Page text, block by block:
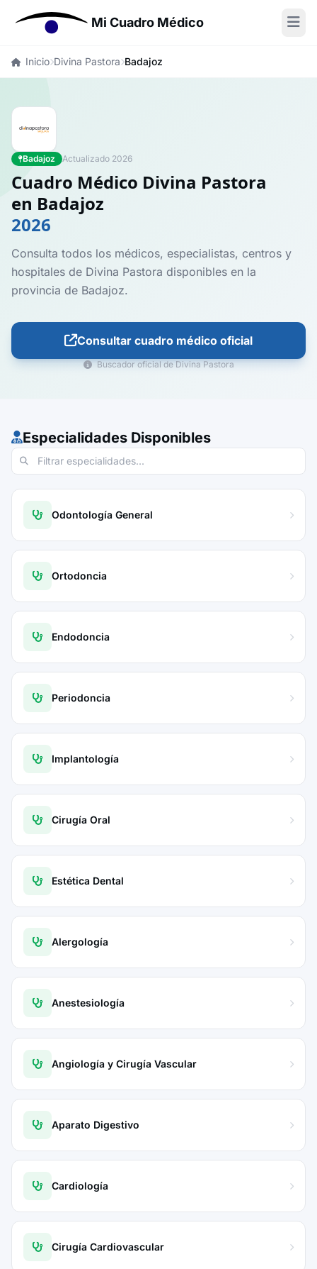
Mi Cuadro Médico
Inicio Divina Pastora Badajoz
Badajoz Actualizado 2026
Cuadro Médico Divina Pastora
en Badajoz
2026
Consulta todos los médicos, especialistas, centros y
hospitales de Divina Pastora disponibles en la
provincia de Badajoz.
Consultar cuadro médico oficial
Buscador oficial de Divina Pastora
Especialidades Disponibles
Odontología General
Ortodoncia
Endodoncia
Periodoncia
Implantología
Cirugía Oral
Estética Dental
Alergología
Anestesiología
Angiología y Cirugía Vascular
Aparato Digestivo
Cardiología
Cirugía Cardiovascular